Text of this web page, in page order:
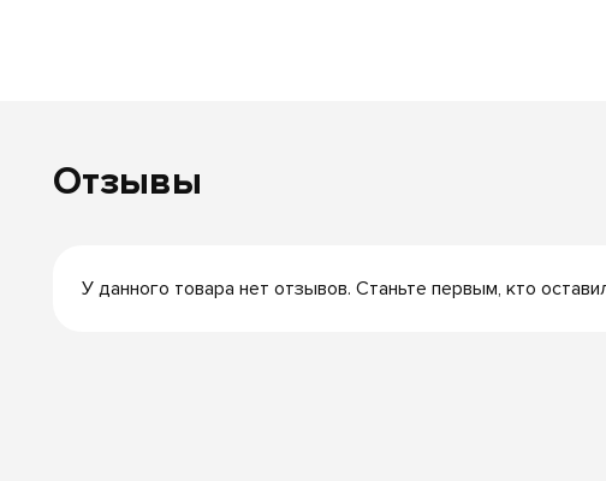
Отзывы
У данного товара нет отзывов. Станьте первым, кто